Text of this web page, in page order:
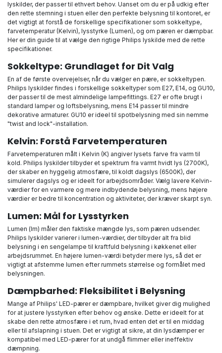
lyskilder, der passer til ethvert behov. Uanset om du er på udkig efter
den rette stemning i stuen eller den perfekte belysning til kontoret, er
det vigtigt at forstå de forskellige specifikationer som sokkeltype,
farvetemperatur (Kelvin), lysstyrke (Lumen), og om pæren er dæmpbar.
Her er din guide til at vælge den rigtige Philips lyskilde med de rette
specifikationer.
Sokkeltype: Grundlaget for Dit Valg
En af de første overvejelser, når du vælger en pære, er sokkeltypen.
Philips lyskilder findes i forskellige sokkeltyper som E27, E14, og GU10,
der passer til de mest almindelige lampefittings. E27 er ofte brugt i
standard lamper og loftsbelysning, mens E14 passer til mindre
dekorative armaturer. GU10 er ideel til spotbelysning med sin nemme
"twist and lock"-installation.
Kelvin: Forstå Farvetemperaturen
Farvetemperaturen målt i Kelvin (K) angiver lysets farve fra varm til
kold. Philips lyskilder tilbyder et spektrum fra varmt hvidt lys (2700K),
der skaber en hyggelig atmosfære, til koldt dagslys (6500K), der
simulerer dagslys og er ideelt for arbejdsområder. Vælg lavere Kelvin-
værdier for en varmere og mere indbydende belysning, mens højere
værdier er bedre til koncentration og aktiviteter, der kræver skarpt syn.
Lumen: Mål for Lysstyrken
Lumen (lm) måler den faktiske mængde lys, som pæren udsender.
Philips lyskilder varierer i lumen-værdier, der tilbyder alt fra blid
belysning i en sengelampe til kraftfuld belysning i køkkenet eller
arbejdsrummet. En højere lumen-værdi betyder mere lys, så det er
vigtigt at afstemme lumen efter rummets størrelse og formålet med
belysningen.
Dæmpbarhed: Fleksibilitet i Belysning
Mange af Philips' LED-pærer er dæmpbare, hvilket giver dig mulighed
for at justere lysstyrken efter behov og ønske. Dette er ideelt for at
skabe den rette atmosfære i et rum, hvad enten det er til en middag
eller til afslapning i stuen. Det er vigtigt at sikre, at din lysdæmper er
kompatibel med LED-pærer for at undgå flimmer eller ineffektiv
dæmpning.